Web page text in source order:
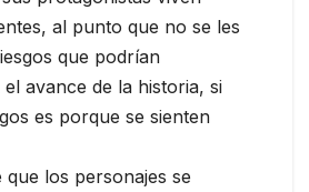
al punto que no se les
que podrían
avance de la historia, si
es porque se sienten
que los personajes se